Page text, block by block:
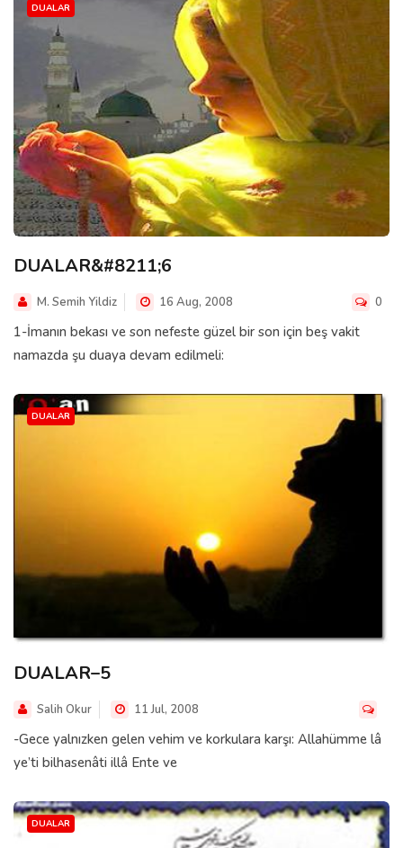
DUALAR
DUALAR&#8211;6
M. Semih Yildiz 16 Aug, 2008 0
1-İmanın bekası ve son nefeste güzel bir son için beş vakit
namazda şu duaya devam edilmeli:
DUALAR
DUALAR–5
Salih Okur 11 Jul, 2008
-Gece yalnızken gelen vehim ve korkulara karşı: Allahümme lâ
ye’ti bilhasenâti illâ Ente ve
DUALAR